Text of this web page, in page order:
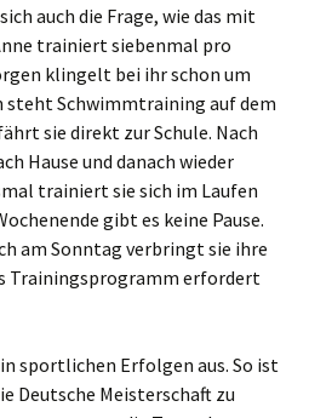
auch die Frage, wie das mit
trainiert siebenmal pro
klingelt bei ihr schon um
steht Schwimmtraining auf dem
sie direkt zur Schule. Nach
Hause und danach wieder
trainiert sie sich im Laufen
gibt es keine Pause.
am Sonntag verbringt sie ihre
Trainingsprogramm erfordert
sportlichen Erfolgen aus. So ist
Deutsche Meisterschaft zu